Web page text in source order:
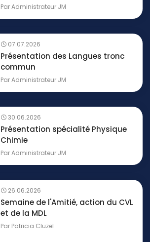
ParAdministrateur JM
07.07.2026
Présentation des Langues tronc
commun
ParAdministrateur JM
30.06.2026
Présentation spécialité Physique
Chimie
ParAdministrateur JM
26.06.2026
Semaine de l'Amitié, action du CVL
et de la MDL
Par Patricia Cluzel